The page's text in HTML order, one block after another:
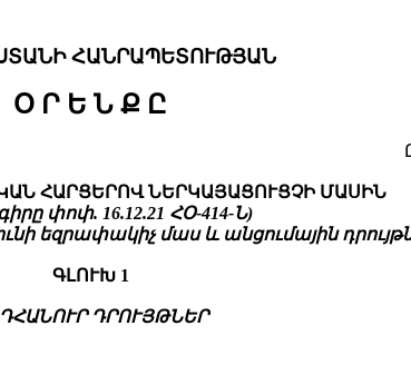
ՀԱՆՐԱՊԵՏՈՒԹՅԱՆ
Օ Ր Ե Ն Ք Ը
ՀԱՐՑԵՐՈՎ ՆԵՐԿԱՅԱՑՈՒՑՉԻ ՄԱՍԻՆ
փոփ. 16.12.21 ՀՕ-414-Ն)
եզրափակիչ մաս և անցումային
ԳԼՈՒԽ 1
ԴՐՈՒՅԹՆԵՐ